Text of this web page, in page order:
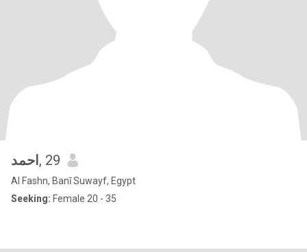
احمد , 29
Al Fashn, Banī Suwayf, Egypt
Seeking: Female 20 - 35